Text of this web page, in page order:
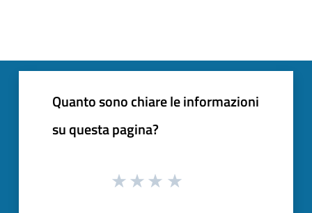
Quanto sono chiare le informazioni
su questa pagina?